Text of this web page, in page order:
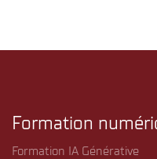
Formation
Formation IA Générative